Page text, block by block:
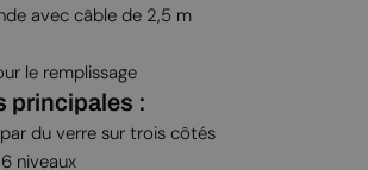
avec câble de 2,5 m
le remplissage
principales :
du verre sur trois côtés
niveaux